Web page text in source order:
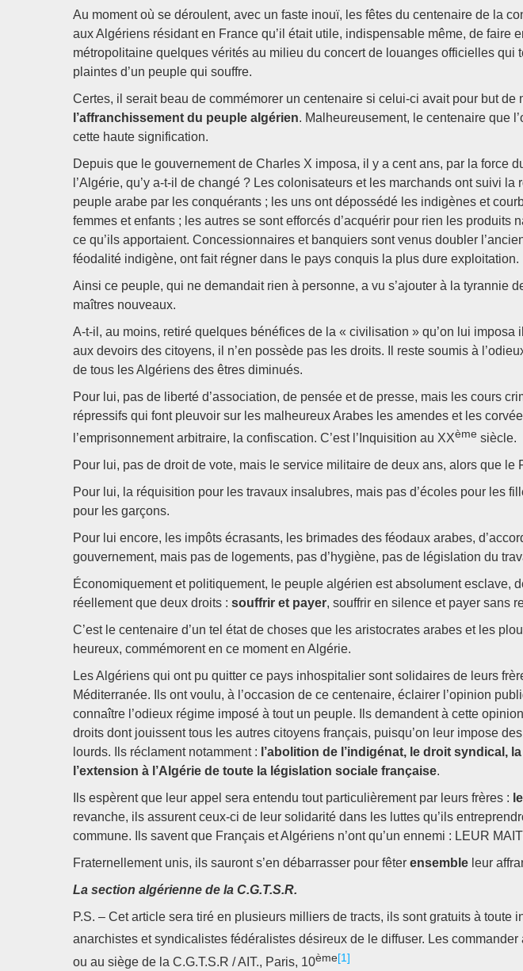
Au moment où se déroulent, avec un faste inouï, les fêtes du centenaire de la
aux Algériens résidant en France qu’il était utile, indispensable même, de faire
métropolitaine quelques vérités au milieu du concert de louanges officielles qui
plaintes d’un peuple qui souffre.
Certes, il serait beau de commémorer un centenaire si celui-ci avait pour but de
l’affranchissement du peuple algérien. Malheureusement, le centenaire que
cette haute signification.
Depuis que le gouvernement de Charles X imposa, il y a cent ans, par la force
l’Algérie, qu’y a-t-il de changé ? Les colonisateurs et les marchands ont suivi la
peuple arabe par les conquérants ; les uns ont dépossédé les indigènes et
femmes et enfants ; les autres se sont efforcés d’acquérir pour rien les produits
ce qu’ils apportaient. Concessionnaires et banquiers sont venus doubler
féodalité indigène, ont fait régner dans le pays conquis la plus dure exploitation.
Ainsi ce peuple, qui ne demandait rien à personne, a vu s’ajouter à la tyrannie
maîtres nouveaux.
A-t-il, au moins, retiré quelques bénéfices de la « civilisation » qu’on lui imposa
aux devoirs des citoyens, il n’en possède pas les droits. Il reste soumis à
de tous les Algériens des êtres diminués.
Pour lui, pas de liberté d’association, de pensée et de presse, mais les cours
répressifs qui font pleuvoir sur les malheureux Arabes les amendes et les
l’emprisonnement arbitraire, la confiscation. C’est l’Inquisition au XXème siècle.
Pour lui, pas de droit de vote, mais le service militaire de deux ans, alors que le
Pour lui, la réquisition pour les travaux insalubres, mais pas d’écoles pour les
pour les garçons.
Pour lui encore, les impôts écrasants, les brimades des féodaux arabes,
gouvernement, mais pas de logements, pas d’hygiène, pas de législation du
Économiquement et politiquement, le peuple algérien est absolument esclave,
réellement que deux droits : souffrir et payer, souffrir en silence et payer sans
C’est le centenaire d’un tel état de choses que les aristocrates arabes et les
heureux, commémorent en ce moment en Algérie.
Les Algériens qui ont pu quitter ce pays inhospitalier sont solidaires de leurs
Méditerranée. Ils ont voulu, à l’occasion de ce centenaire, éclairer l’opinion
connaître l’odieux régime imposé à tout un peuple. Ils demandent à cette
droits dont jouissent tous les autres citoyens français, puisqu’on leur impose
lourds. Ils réclament notamment : l’abolition de l’indigénat, le droit syndical,
l’extension à l’Algérie de toute la législation sociale française.
Ils espèrent que leur appel sera entendu tout particulièrement par leurs frères :
revanche, ils assurent ceux-ci de leur solidarité dans les luttes qu’ils
commune. Ils savent que Français et Algériens n’ont qu’un ennemi : LEUR
Fraternellement unis, ils sauront s’en débarrasser pour fêter ensemble leur
La section algérienne de la C.G.T.S.R.
P.S. – Cet article sera tiré en plusieurs milliers de tracts, ils sont gratuits à toute
anarchistes et syndicalistes fédéralistes désireux de le diffuser. Les
ou au siège de la C.G.T.S.R / AIT., Paris, 10ème[1]